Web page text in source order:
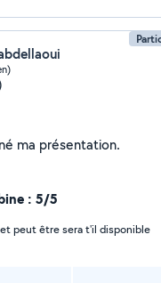
Je n'ai pas encore renseigné ma présentation.
: 5/5
peut être sera t'il disponible